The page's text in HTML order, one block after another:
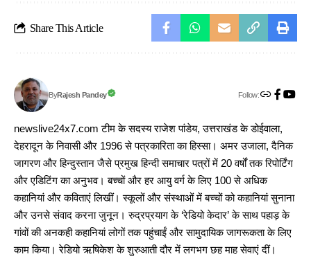
Share This Article
ByRajesh Pandey Follow:
newslive24x7.com टीम के सदस्य राजेश पांडेय, उत्तराखंड के डोईवाला,
देहरादून के निवासी और 1996 से पत्रकारिता का हिस्सा। अमर उजाला, दैनिक
जागरण और हिन्दुस्तान जैसे प्रमुख हिन्दी समाचार पत्रों में 20 वर्षों तक रिपोर्टिंग
और एडिटिंग का अनुभव। बच्चों और हर आयु वर्ग के लिए 100 से अधिक
कहानियां और कविताएं लिखीं। स्कूलों और संस्थाओं में बच्चों को कहानियां सुनाना
और उनसे संवाद करना जुनून। रुद्रप्रयाग के ‘रेडियो केदार’ के साथ पहाड़ के
गांवों की अनकही कहानियां लोगों तक पहुंचाईं और सामुदायिक जागरूकता के लिए
काम किया। रेडियो ऋषिकेश के शुरुआती दौर में लगभग छह माह सेवाएं दीं।